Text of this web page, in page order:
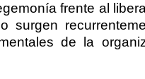
frente al
surgen
de la